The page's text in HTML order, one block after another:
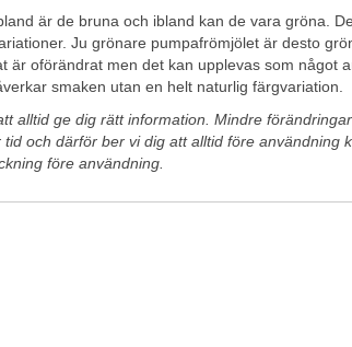
är de bruna och ibland kan de vara gröna.
Ju grönare pumpafrömjölet är desto
är oförändrat men det kan upplevas som något
smaken utan en helt naturlig färgvariation.
alltid ge dig rätt information. Mindre
och därför ber vi dig att alltid före användning
före användning.